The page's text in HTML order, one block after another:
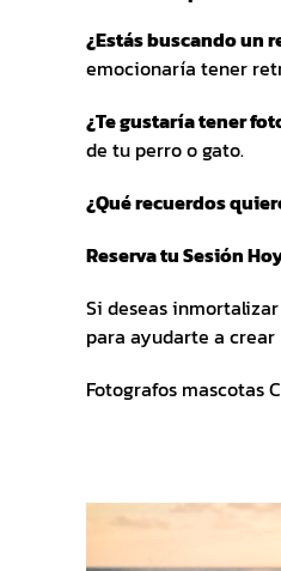
¿Estás buscando un
emocionaría tener
¿Te gustaría tener
de tu perro o gato.
¿Qué recuerdos
Reserva tu Sesión
Si deseas
para ayudarte a
Fotografos mascotas